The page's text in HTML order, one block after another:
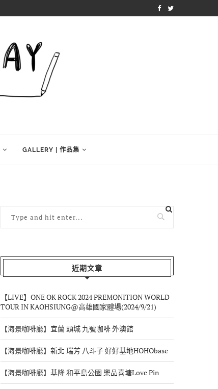
GALLERY | 作品集
近期文章
【LIVE】ONE OK ROCK 2024 PREMONITION WORLD
TOUR IN KAOHSIUNG@高雄國家體場(2024/9/21)
【海景咖啡廳】宜蘭 頭城 九號咖啡 外澳館
【海景咖啡廳】新北 瑞芳 八斗子 好好基地HOHObase
【海景咖啡廳】基隆 和平島公園 樂品喜塘Love Pin